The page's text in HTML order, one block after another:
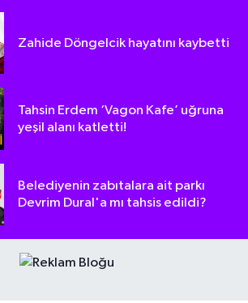
Zahide Döngelcik hayatını kaybetti
Tahsin Erdem ‘Vagon Kafe’ uğruna
yeşil alanı katletti!
Belediyenin zabıtalara ait parkı
Devrim Dural'a mı tahsis edildi?